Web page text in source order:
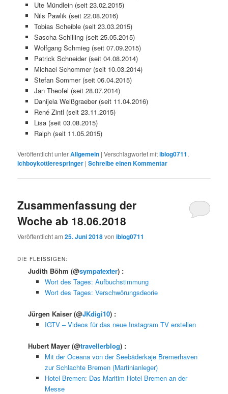
Ute Mündlein (seit 23.02.2015)
Nils Pawlik (seit 22.08.2016)
Tobias Scheible (seit 23.03.2015)
Sascha Schilling (seit 25.05.2015)
Wolfgang Schmieg (seit 07.09.2015)
Patrick Schneider (seit 04.08.2014)
Michael Schommer (seit 10.03.2014)
Stefan Sommer (seit 06.04.2015)
Jan Theofel (seit 28.07.2014)
Danijela Weißgraeber (seit 11.04.2016)
René Zintl (seit 23.11.2015)
Lisa (seit 03.08.2015)
Ralph (seit 11.05.2015)
Veröffentlicht unterAllgemein |Verschlagwortet mitiblog0711,
ichboykottierespringer |Schreibe einen Kommentar
Zusammenfassung der
Woche ab 18.06.2018
Veröffentlicht am25. Juni 2018voniblog0711
DIE FLEISSIGEN:
Judith Böhm(@sympatexter) :
Wort des Tages: Aufbuchstimmung
Wort des Tages: Verschwörungsdeorie
Jürgen Kaiser(@JKdigi10) :
IGTV – Videos für das neue Instagram TV erstellen
Hubert Mayer(@travellerblog) :
Mit der Oceana von der Seebäderkaje Bremerhaven
zur Schlachte Bremen (Martinianleger)
Hotel Bremen: Das Maritim Hotel Bremen an der
Messe